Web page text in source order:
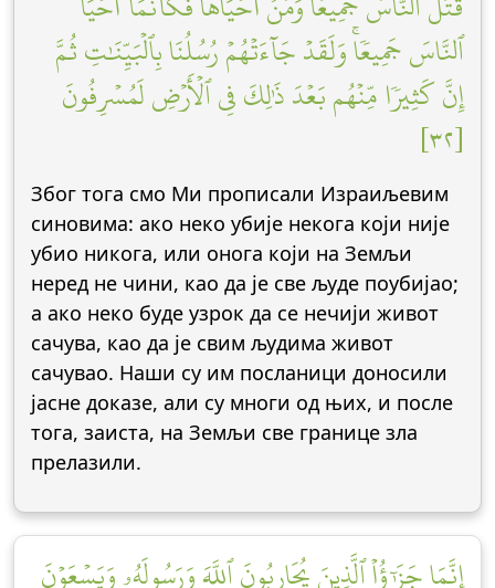
ٱلنَّاسَ جَمِيعٗاۚ وَلَقَدۡ جَآءَتۡهُمۡ رُسُلُنَا بِٱلۡبَيِّنَٰتِ ثُمَّ
إِنَّ كَثِيرٗا مِّنۡهُم بَعۡدَ ذَٰلِكَ فِي ٱلۡأَرۡضِ لَمُسۡرِفُونَ
[٣٢]
Због тога смо Ми прописали Израиљевим
синовима: ако неко убије некога који није
убио никога, или онога који на Земљи
неред не чини, као да је све људе поубијао;
а ако неко буде узрок да се нечији живот
сачува, као да је свим људима живот
сачувао. Наши су им посланици доносили
јасне доказе, али су многи од њих, и после
тога, заиста, на Земљи све границе зла
прелазили.
إِنَّمَا جَزَٰٓؤُاْ ٱلَّذِينَ يُحَارِبُونَ ٱللَّهَ وَرَسُولَهُۥ وَيَسۡعَوۡنَ